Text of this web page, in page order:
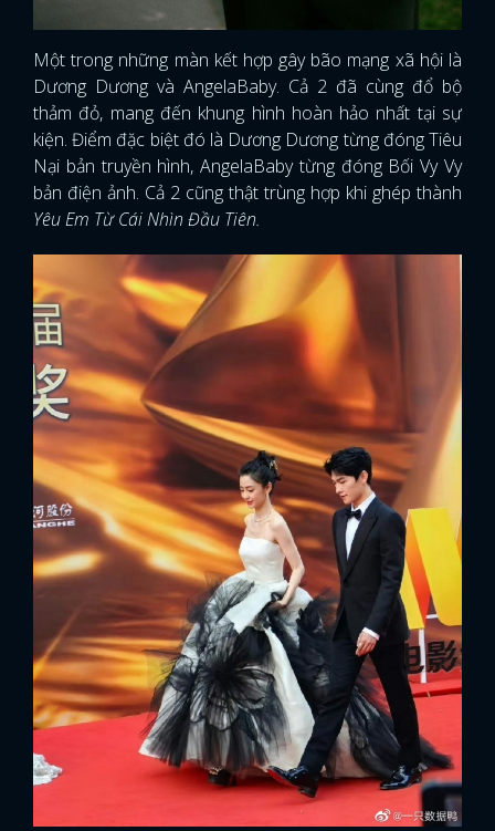
Một trong những màn kết hợp gây bão mạng xã hội là
Dương Dương và AngelaBaby. Cả 2 đã cùng đổ bộ
thảm đỏ, mang đến khung hình hoàn hảo nhất tại sự
kiện. Điểm đặc biệt đó là Dương Dương từng đóng Tiêu
Nại bản truyền hình, AngelaBaby từng đóng Bối Vy Vy
bản điện ảnh. Cả 2 cũng thật trùng hợp khi ghép thành
Yêu Em Từ Cái Nhìn Đầu Tiên.